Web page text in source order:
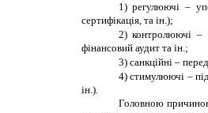
1) регулюючі –
сертифікація, та ін.);
2) контролюючі –
фінансовий аудит та ін.;
3) санкційні –
4) стимулюючі –
ін.).
Головною